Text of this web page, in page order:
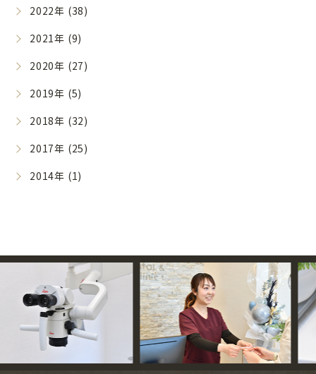
2022年 (38)
2021年 (9)
2020年 (27)
2019年 (5)
2018年 (32)
2017年 (25)
2014年 (1)